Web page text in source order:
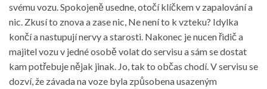
svému vozu. Spokojeně usedne, otočí klíčkem v zapalování a
nic. Zkusí to znova a zase nic, Ne není to k vzteku? Idylka
končí a nastupují nervy a starosti. Nakonec je nucen řidič a
majitel vozu v jedné osobě volat do servisu a sám se dostat
kam potřebuje nějak jinak. Jo, tak to občas chodí. V servisu se
dozví, že závada na voze byla způsobena usazeným